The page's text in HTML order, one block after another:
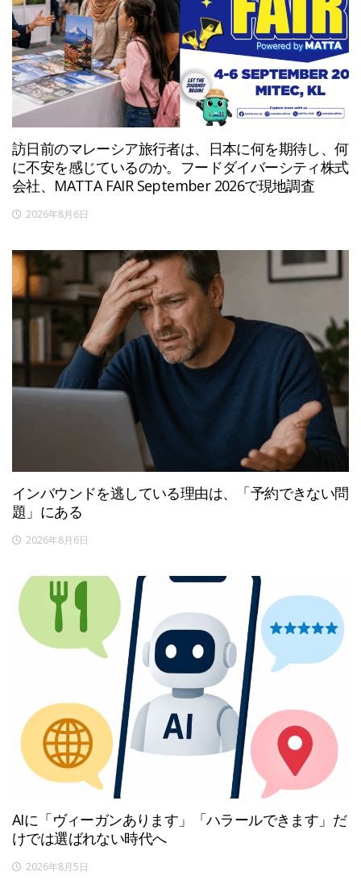
訪日前のマレーシア旅行者は、日本に何を期待し、何
に不安を感じているのか。フードダイバーシティ株式
会社、MATTA FAIR September 2026で現地調査
2026年8月6日
インバウンドを逃している理由は、「予約できない問
題」にある
2026年8月6日
AIに「ヴィーガンあります」「ハラールできます」だ
けでは選ばれない時代へ
2026年8月5日